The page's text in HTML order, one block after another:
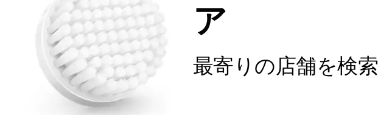
ア
最寄りの店舗を検索